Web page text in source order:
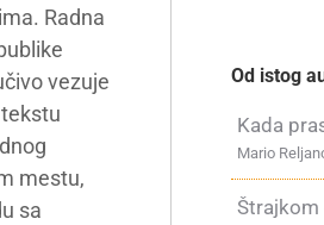
Radna
vezuje
mestu,
sa
Od istog
Kada
Mario
Štrajkom